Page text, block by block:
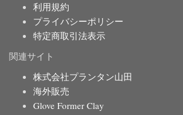
利用規約
プライバシーポリシー
特定商取引法表示
関連サイト
株式会社プランタン山田
海外販売
Glove Former Clay